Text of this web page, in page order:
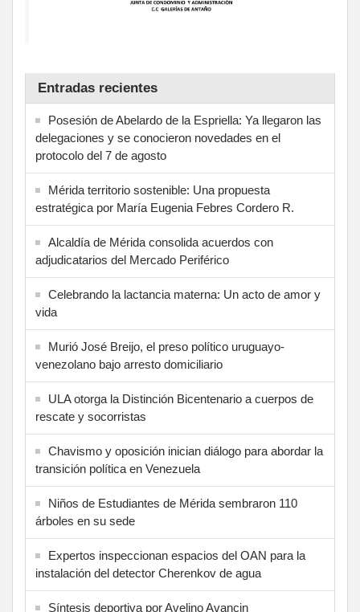
Entradas recientes
Posesión de Abelardo de la Espriella: Ya llegaron las
delegaciones y se conocieron novedades en el
protocolo del 7 de agosto
Mérida territorio sostenible: Una propuesta
estratégica por María Eugenia Febres Cordero R.
Alcaldía de Mérida consolida acuerdos con
adjudicatarios del Mercado Periférico
Celebrando la lactancia materna: Un acto de amor y
vida
Murió José Breijo, el preso político uruguayo-
venezolano bajo arresto domiciliario
ULA otorga la Distinción Bicentenario a cuerpos de
rescate y socorristas
Chavismo y oposición inician diálogo para abordar la
transición política en Venezuela
Niños de Estudiantes de Mérida sembraron 110
árboles en su sede
Expertos inspeccionan espacios del OAN para la
instalación del detector Cherenkov de agua
Síntesis deportiva por Avelino Avancin